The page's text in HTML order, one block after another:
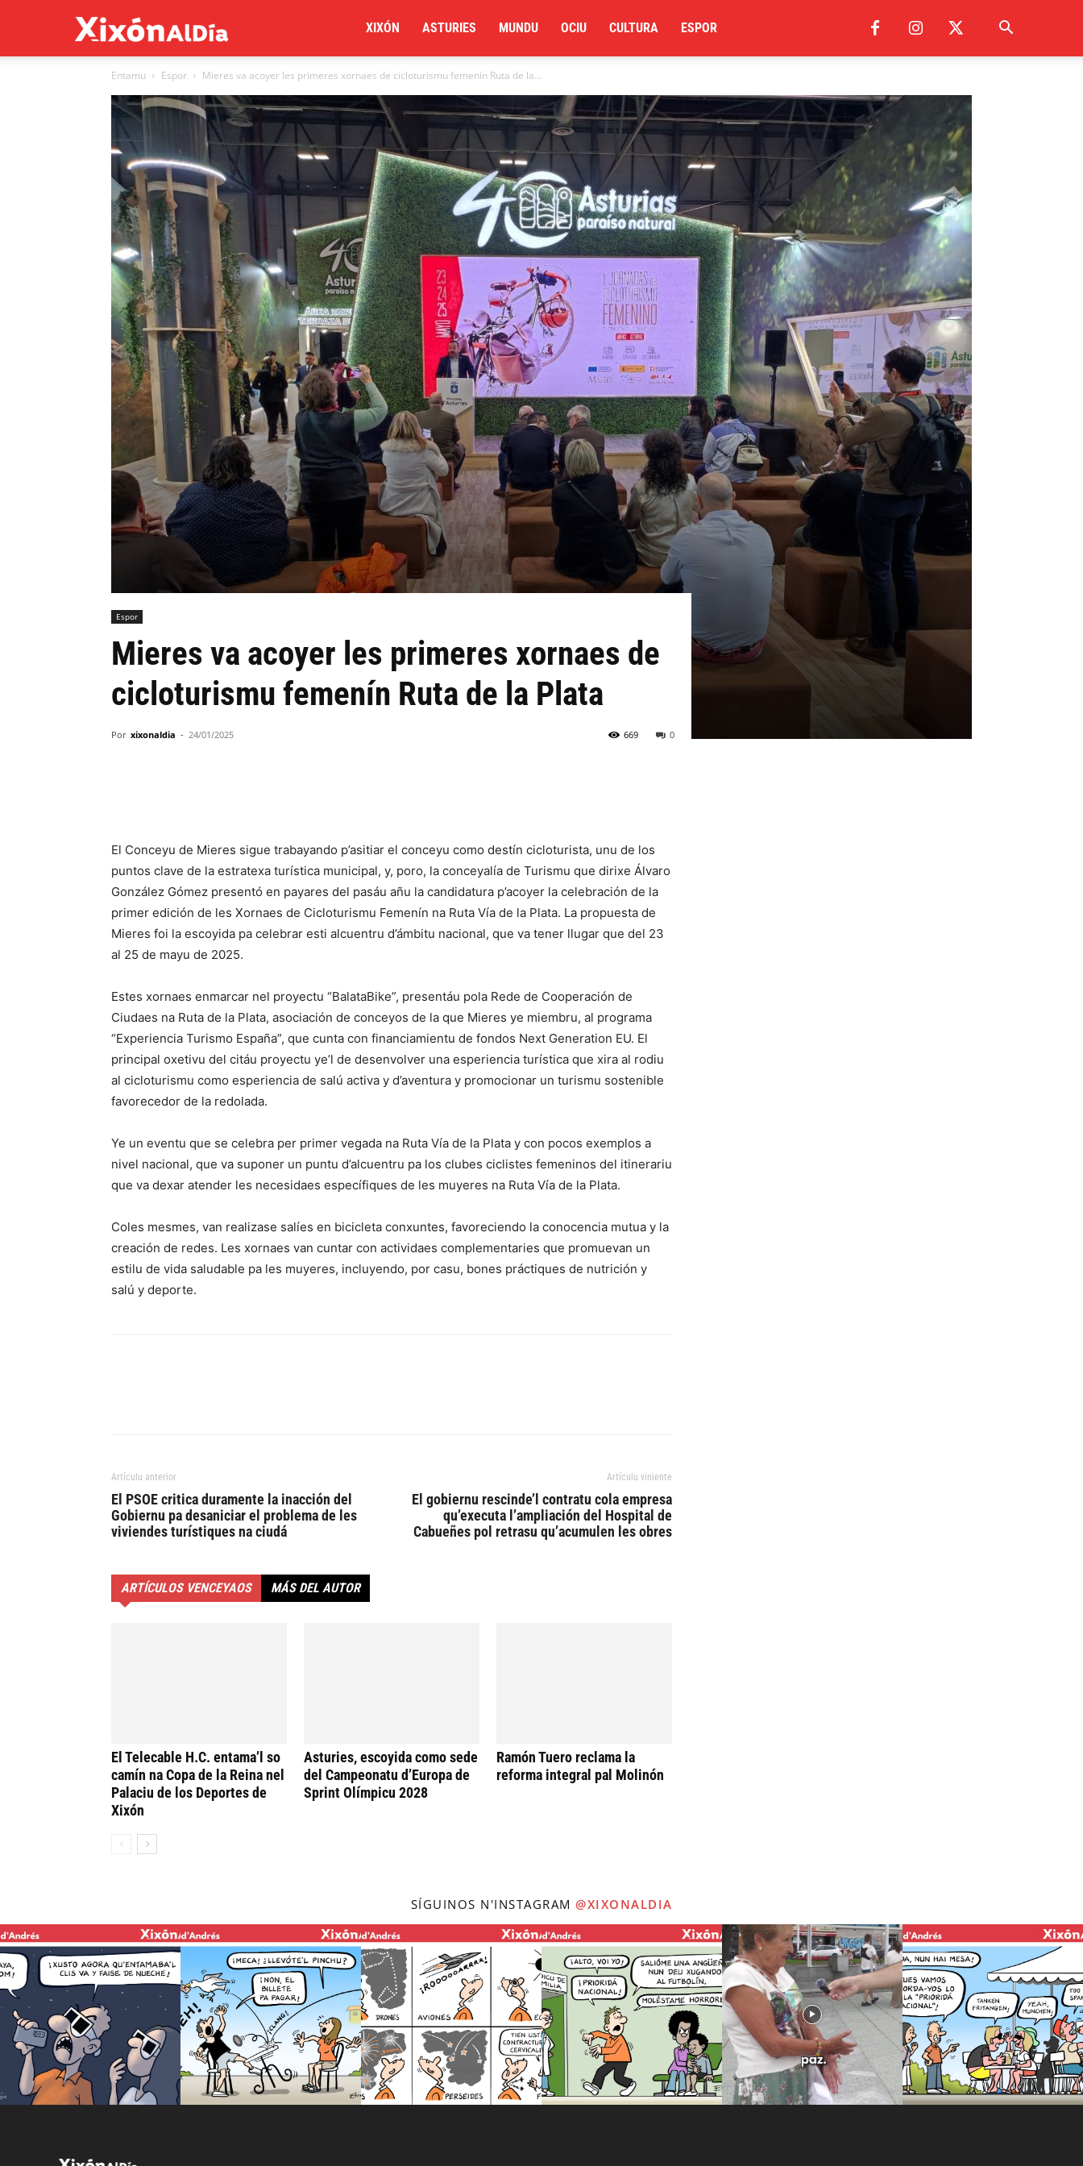
al
día
XIXÓN ASTURIES MUNDU OCIU CULTURA ESPOR
Entamu Espor Mieres va acoyer les primeres xornaes de cicloturismu femenín Ruta de la...
Espor
Mieres va acoyer les primeres xornaes de
cicloturismu femenín Ruta de la Plata
Por xixonaldia - 24/01/2025 0
669
El Conceyu de Mieres sigue trabayando p’asitiar el conceyu como destín cicloturista, unu de los
puntos clave de la estratexa turística municipal, y, poro, la conceyalía de Turismu que dirixe Álvaro
González Gómez presentó en payares del pasáu añu la candidatura p’acoyer la celebración de la
primer edición de les Xornaes de Cicloturismu Femenín na Ruta Vía de la Plata. La propuesta de
Mieres foi la escoyida pa celebrar esti alcuentru d’ámbitu nacional, que va tener llugar que del 23
al 25 de mayu de 2025.
Estes xornaes enmarcar nel proyectu “BalataBike”, presentáu pola Rede de Cooperación de
Ciudaes na Ruta de la Plata, asociación de conceyos de la que Mieres ye miembru, al programa
“Experiencia Turismo España”, que cunta con financiamientu de fondos Next Generation EU. El
principal oxetivu del citáu proyectu ye’l de desenvolver una esperiencia turística que xira al rodiu
al cicloturismu como esperiencia de salú activa y d’aventura y promocionar un turismu sostenible
favorecedor de la redolada.
Ye un eventu que se celebra per primer vegada na Ruta Vía de la Plata y con pocos exemplos a
nivel nacional, que va suponer un puntu d’alcuentru pa los clubes ciclistes femeninos del itinerariu
que va dexar atender les necesidaes específiques de les muyeres na Ruta Vía de la Plata.
Coles mesmes, van realizase salíes en bicicleta conxuntes, favoreciendo la conocencia mutua y la
creación de redes. Les xornaes van cuntar con actividaes complementaries que promuevan un
estilu de vida saludable pa les muyeres, incluyendo, por casu, bones práctiques de nutrición y
salú y deporte.
Artículu anterior
El PSOE critica duramente la inacción del
Gobiernu pa desaniciar el problema de les
viviendes turístiques na ciudá
Artículu viniente
El gobiernu rescinde’l contratu cola empresa
qu’executa l’ampliación del Hospital de
Cabueñes pol retrasu qu’acumulen les obres
ARTÍCULOS VENCEYAOS MÁS DEL AUTOR
El Telecable H.C. entama’l so
camín na Copa de la Reina nel
Palaciu de los Deportes de
Xixón
Asturies, escoyida como sede
del Campeonatu d’Europa de
Sprint Olímpicu 2028
Ramón Tuero reclama la
reforma integral pal Molinón
SÍGUINOS N'INSTAGRAM @XIXONALDIA